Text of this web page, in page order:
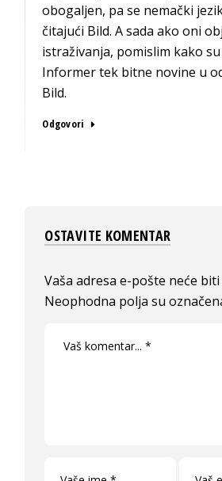
obogaljen, pa se nemački
čitajući Bild. A sada ako oni
istraživanja, pomislim kako
Informer tek bitne novine u
Bild.
Odgovori
OSTAVITE KOMENTAR
Vaša adresa e-pošte neće
Neophodna polja su